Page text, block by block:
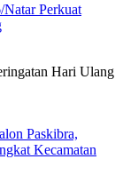
Perkuat
Hari Ulang
Paskibra,
Kecamatan